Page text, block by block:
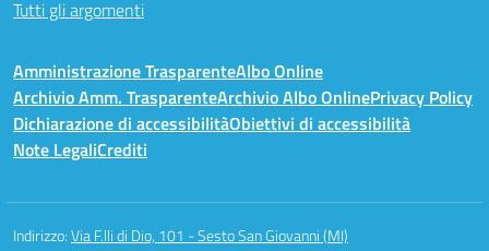
Tutti gli argomenti
Amministrazione TrasparenteAlbo Online
Archivio Amm. TrasparenteArchivio Albo OnlinePrivacy Policy
Dichiarazione di accessibilitàObiettivi di accessibilità
Note LegaliCrediti
Indirizzo:Via F.lli di Dio, 101 - Sesto San Giovanni (MI)